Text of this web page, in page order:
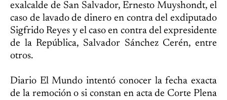
exalcalde de San Salvador, Ernesto Muyshondt, el
caso de lavado de dinero en contra del exdiputado
Sigfrido Reyes y el caso en contra del expresidente
de la República, Salvador Sánchez Cerén, entre
otros.
Diario El Mundo intentó conocer la fecha exacta
de la remoción o si constan en acta de Corte Plena